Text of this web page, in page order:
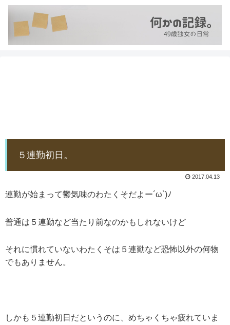
５連勤初日。
2017.04.13
連勤が始まって鬱気味のわたくそだよー´ω`)ﾉ
普通は５連勤など当たり前なのかもしれないけど
それに慣れていないわたくそは５連勤など恐怖以外の何物
でもありません。
しかも５連勤初日だというのに、めちゃくちゃ疲れていま